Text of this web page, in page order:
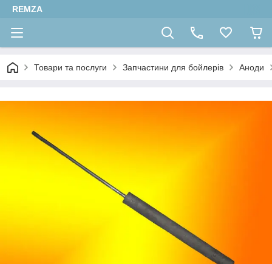
REMZA
Товари та послуги Запчастини для бойлерів Аноди